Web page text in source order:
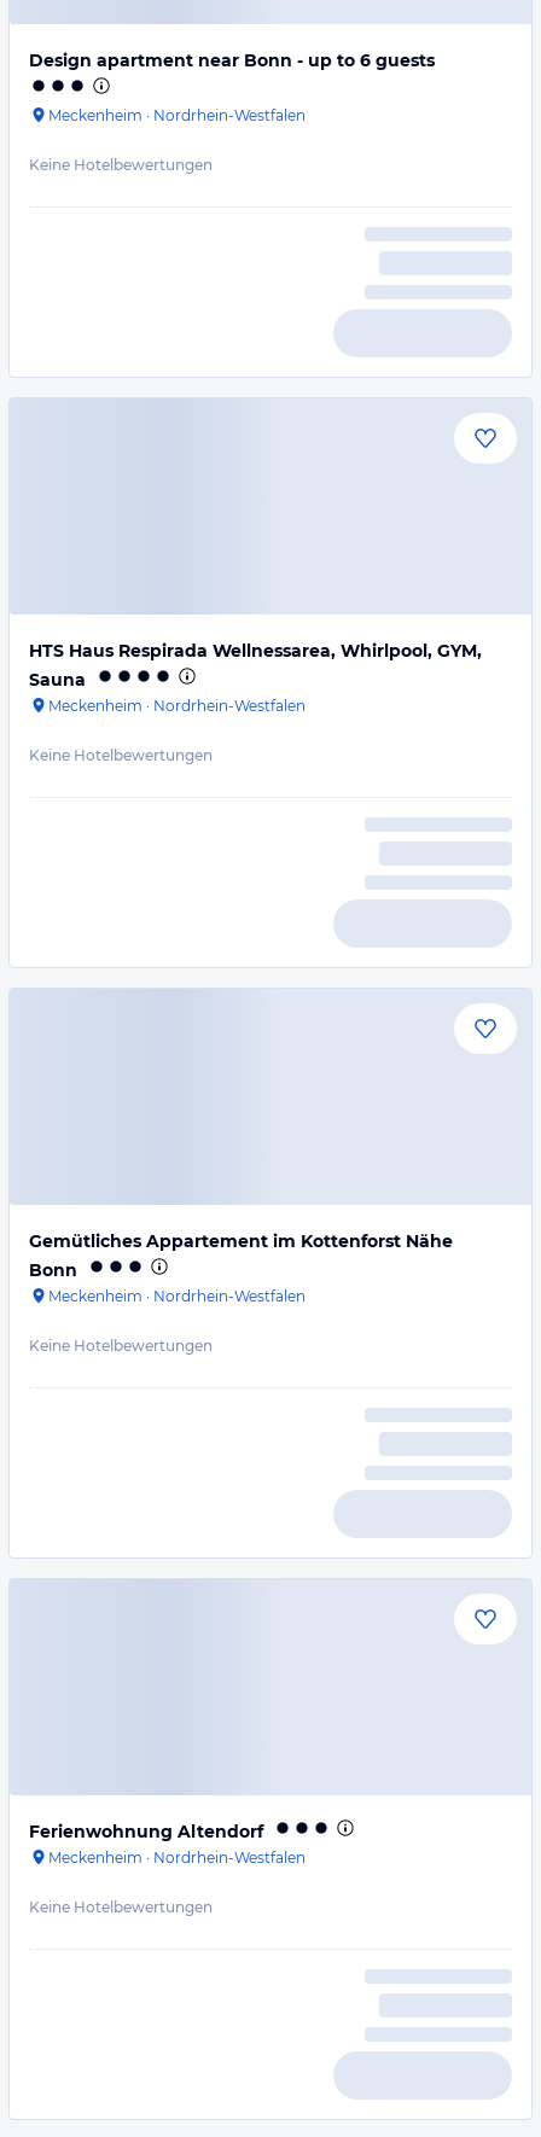
Design apartment near Bonn - up to 6 guests
Meckenheim · Nordrhein-Westfalen
Keine Hotelbewertungen
HTS Haus Respirada Wellnessarea, Whirlpool, GYM,
Sauna
Meckenheim · Nordrhein-Westfalen
Keine Hotelbewertungen
Gemütliches Appartement im Kottenforst Nähe
Bonn
Meckenheim · Nordrhein-Westfalen
Keine Hotelbewertungen
Ferienwohnung Altendorf
Meckenheim · Nordrhein-Westfalen
Keine Hotelbewertungen